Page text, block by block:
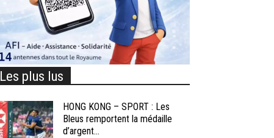
Les plus lus
HONG KONG – SPORT : Les
Bleus remportent la médaille
d’argent...